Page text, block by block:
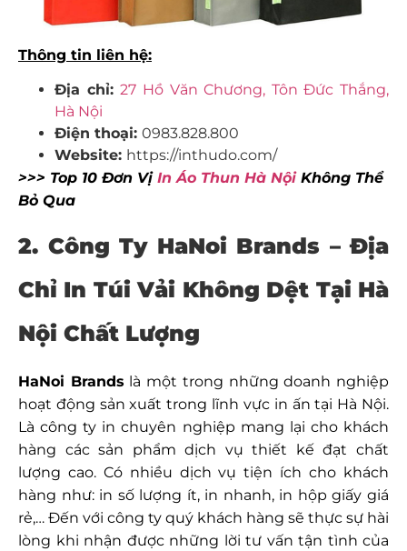
Thông tin liên hệ:
Địa chỉ:27 Hồ Văn Chương, Tôn Đức Thắng,
Hà Nội
Điện thoại: 0983.828.800
Website: https://inthudo.com/
>>> Top 10 Đơn Vị In Áo Thun Hà NộiKhông Thể
Bỏ Qua
2. Công Ty HaNoi Brands – Địa
Chỉ In Túi Vải Không Dệt Tại Hà
Nội Chất Lượng
HaNoi Brands là một trong những doanh nghiệp
hoạt động sản xuất trong lĩnh vực in ấn tại Hà Nội.
Là công ty in chuyên nghiệp mang lại cho khách
hàng các sản phẩm dịch vụ thiết kế đạt chất
lượng cao. Có nhiều dịch vụ tiện ích cho khách
hàng như: in số lượng ít, in nhanh, in hộp giấy giá
rẻ,… Đến với công ty quý khách hàng sẽ thực sự hài
lòng khi nhận được những lời tư vấn tận tình của